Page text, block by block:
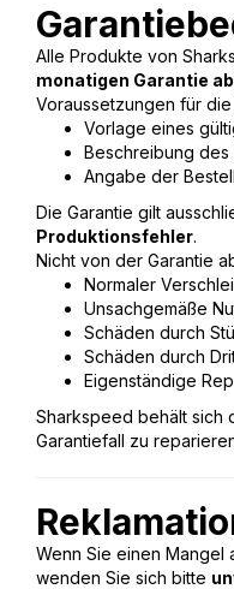
Alle Produkte von
monatigen Garantie
Voraussetzungen für
Vorlage eines
Beschreibung des
Angabe der
Die Garantie gilt
Produktionsfehler.
Nicht von der Garantie
Normaler
Unsachgemäße
Schäden durch
Schäden durch
Eigenständige
Sharkspeed behält sich
Garantiefall zu
Wenn Sie einen Mangel
wenden Sie sich bitte